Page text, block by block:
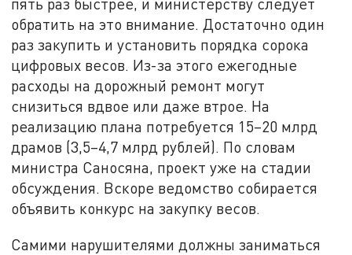
пять раз быстрее, и министерству следует
обратить на это внимание. Достаточно один
раз закупить и установить порядка сорока
цифровых весов. Из-за этого ежегодные
расходы на дорожный ремонт могут
снизиться вдвое или даже втрое. На
реализацию плана потребуется 15–20 млрд
драмов (3,5–4,7 млрд рублей). По словам
министра Саносяна, проект уже на стадии
обсуждения. Вскоре ведомство собирается
объявить конкурс на закупку весов.
Самими нарушителями должны заниматься